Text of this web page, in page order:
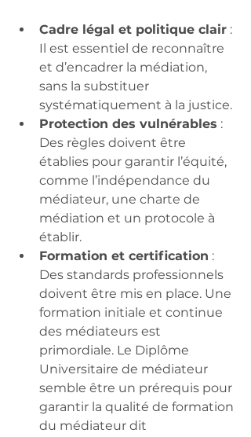
Cadre légal et politique clair :
Il est essentiel de reconnaître
et d’encadrer la médiation,
sans la substituer
systématiquement à la justice.
Protection des vulnérables :
Des règles doivent être
établies pour garantir l’équité,
comme l’indépendance du
médiateur, une charte de
médiation et un protocole à
établir.
Formation et certification :
Des standards professionnels
doivent être mis en place. Une
formation initiale et continue
des médiateurs est
primordiale. Le Diplôme
Universitaire de médiateur
semble être un prérequis pour
garantir la qualité de formation
du médiateur dit